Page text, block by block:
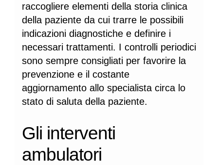
raccogliere elementi della storia clinica
della paziente da cui trarre le possibili
indicazioni diagnostiche e definire i
necessari trattamenti. I controlli periodici
sono sempre consigliati per favorire la
prevenzione e il costante
aggiornamento allo specialista circa lo
stato di saluta della paziente.
Gli interventi
ambulatori